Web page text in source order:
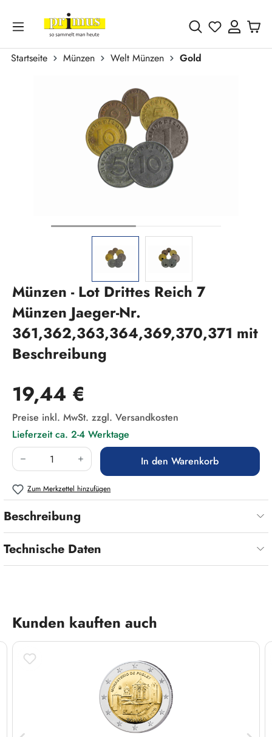
Zum Hauptinhalt springen
Du hast 0
Startseite Münzen Welt Münzen
Gold
Münzen - Lot Drittes Reich 7
Münzen Jaeger-Nr.
361,362,363,364,369,370,371 mit
Beschreibung
Regulärer Preis:
19,44 €
Preise inkl. MwSt. zzgl. Versandkosten
Lieferzeit ca. 2-4 Werktage
Produkt Anzahl: Gib den gewünschten Wert
In den Warenkorb
Zum Merkzettel hinzufügen
Beschreibung
Technische Daten
Produktgalerie überspringen
Kunden kauften auch